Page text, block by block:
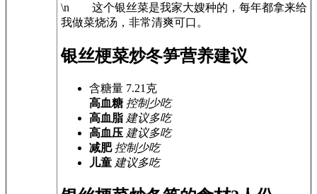
\n 这个银丝菜是我家大嫂种的，每年都拿来给
我做菜烧汤，非常清爽可口。
银丝梗菜炒冬笋营养建议
含糖量 7.21 克
高血糖 控制少吃
高血脂 建议多吃
高血压 建议多吃
减肥 控制少吃
儿童 建议多吃